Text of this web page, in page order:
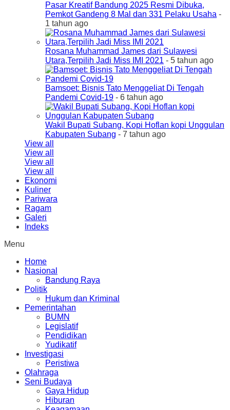
Pasar Kreatif Bandung 2025 Resmi Dibuka,
Pemkot Gandeng 8 Mal dan 331 Pelaku Usaha -
1 tahun ago
Rosana Muhammad James dari Sulawesi
Utara,Terpilih Jadi Miss IMI 2021 - 5 tahun ago
Bamsoet: Bisnis Tato Menggeliat Di Tengah
Pandemi Covid-19 - 6 tahun ago
Wakil Bupati Subang, Kopi Hoflan kopi Unggulan
Kabupaten Subang - 7 tahun ago
View all
View all
View all
View all
Ekonomi
Kuliner
Pariwara
Ragam
Galeri
Indeks
Menu
Home
Nasional
Bandung Raya
Politik
Hukum dan Kriminal
Pemerintahan
BUMN
Legislatif
Pendidikan
Yudikatif
Investigasi
Peristiwa
Olahraga
Seni Budaya
Gaya Hidup
Hiburan